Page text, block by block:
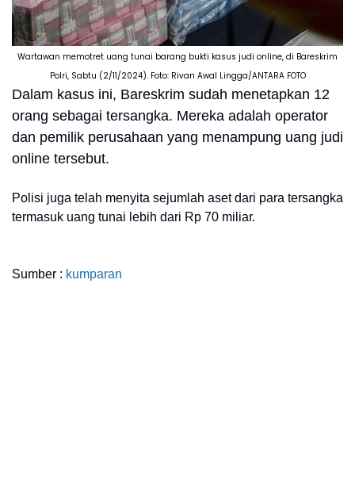
Wartawan memotret uang tunai barang bukti kasus judi online, di Bareskrim
Polri, Sabtu (2/11/2024). Foto: Rivan Awal Lingga/ANTARA FOTO
Dalam kasus ini, Bareskrim sudah menetapkan 12
orang sebagai tersangka. Mereka adalah operator
dan pemilik perusahaan yang menampung uang judi
online tersebut.
Polisi juga telah menyita sejumlah aset dari para tersangka
termasuk uang tunai lebih dari Rp 70 miliar.
Sumber : kumparan